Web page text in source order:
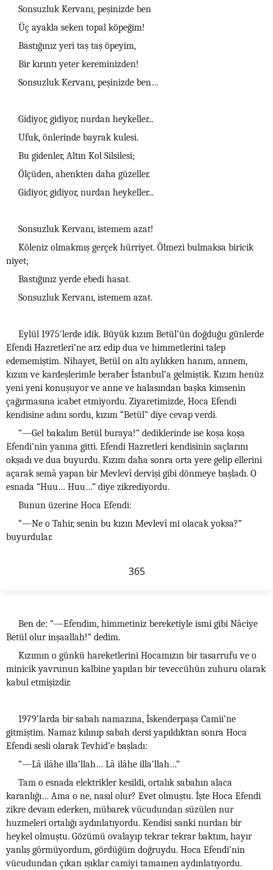
Sonsuzluk Kervanı, peşinizde ben
Üç ayakla seken topal köpeğim!
Bastığınız yeri taş taş öpeyim,
Bir kırıntı yeter kereminizden!
Sonsuzluk Kervanı, peşinizde ben…
Gidiyor, gidiyor, nurdan heykeller...
Ufuk, önlerinde bayrak kulesi.
Bu gidenler, Altın Kol Silsilesi;
Ölçüden, ahenkten daha güzeller.
Gidiyor, gidiyor, nurdan heykeller...
Sonsuzluk Kervanı, istemem azat!
Köleniz olmakmış gerçek hürriyet. Ölmezi bulmaksa biricik
niyet;
Bastığınız yerde ebedi hasat.
Sonsuzluk Kervanı, istemem azat.
Eylül 1975′lerde idik. Büyük kızım Betül’ün doğduğu günlerde
Efendi Hazretleri’ne arz edip dua ve himmetlerini talep
edememiştim. Nihayet, Betül on altı aylıkken hanım, annem,
kızım ve kardeşlerimle beraber İstanbul’a gelmiştik. Kızım henüz
yeni yeni konuşuyor ve anne ve halasından başka kimsenin
çağırmasına icabet etmiyordu. Ziyaretimizde, Hoca Efendi
kendisine adını sordu, kızım “Betül” diye cevap verdi.
“—Gel bakalım Betül buraya!” dediklerinde ise koşa koşa
Efendi’nin yanına gitti. Efendi Hazretleri kendisinin saçlarını
okşadı ve dua buyurdu. Kızım daha sonra orta yere gelip ellerini
açarak semâ yapan bir Mevlevî dervişi gibi dönmeye başladı. O
esnada “Huu… Huu…” diye zikrediyordu.
Bunun üzerine Hoca Efendi:
“—Ne o Tahir, senin bu kızın Mevlevî mi olacak yoksa?”
buyurdular.
365
Ben de: “—Efendim, himmetiniz bereketiyle ismi gibi Nâciye
Betül olur inşaallah!” dedim.
Kızımın o günkü hareketlerini Hocamızın bir tasarrufu ve o
minicik yavrunun kalbine yapılan bir teveccühün zuhuru olarak
kabul etmişizdir.
1979’larda bir sabah namazına, İskenderpaşa Camii’ne
gitmiştim. Namaz kılınıp sabah dersi yapıldıktan sonra Hoca
Efendi sesli olarak Tevhid’e başladı:
“—Lâ ilâhe illa’llah… Lâ ilâhe illa’llah…”
Tam o esnada elektrikler kesildi, ortalık sabahın alaca
karanlığı… Ama o ne, nasıl olur? Evet olmuştu. İşte Hoca Efendi
zikre devam ederken, mübarek vücudundan süzülen nur
huzmeleri ortalığı aydınlatıyordu. Kendisi sanki nurdan bir
heykel olmuştu. Gözümü ovalayıp tekrar tekrar baktım, hayır
yanlış görmüyordum, gördüğüm doğruydu. Hoca Efendi’nin
vücudundan çıkan ışıklar camiyi tamamen aydınlatıyordu.